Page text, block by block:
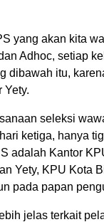
yang akan kita
Adhoc, setiap
dibawah itu,
Yety.
seleksi
ketiga, hanya
adalah Kantor
Yety, KPU Kota
pada papan
jelas terkait